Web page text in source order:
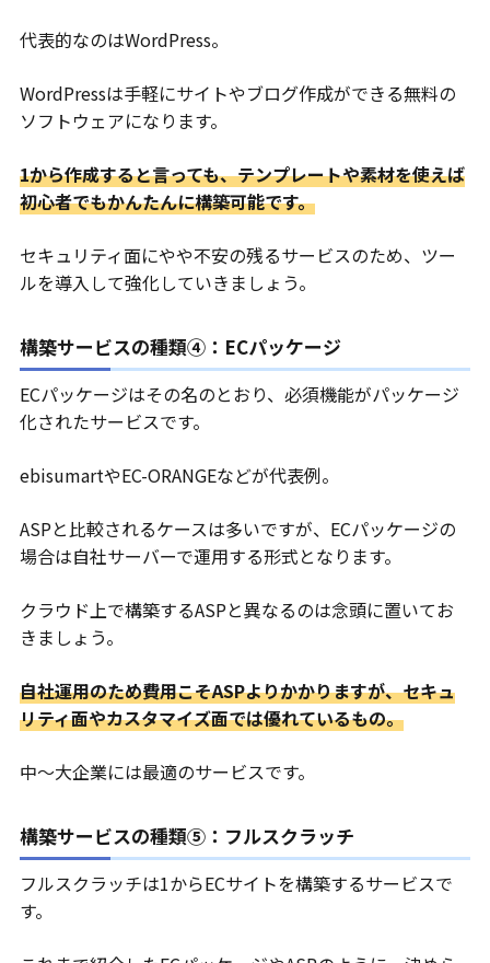
代表的なのはWordPress。
WordPressは手軽にサイトやブログ作成ができる無料の
ソフトウェアになります。
1から作成すると言っても、テンプレートや素材を使えば
初心者でもかんたんに構築可能です。
セキュリティ面にやや不安の残るサービスのため、ツー
ルを導入して強化していきましょう。
構築サービスの種類④：ECパッケージ
ECパッケージはその名のとおり、必須機能がパッケージ
化されたサービスです。
ebisumartやEC-ORANGEなどが代表例。
ASPと比較されるケースは多いですが、ECパッケージの
場合は自社サーバーで運用する形式となります。
クラウド上で構築するASPと異なるのは念頭に置いてお
きましょう。
自社運用のため費用こそASPよりかかりますが、セキュ
リティ面やカスタマイズ面では優れているもの。
中～大企業には最適のサービスです。
構築サービスの種類⑤：フルスクラッチ
フルスクラッチは1からECサイトを構築するサービスで
す。